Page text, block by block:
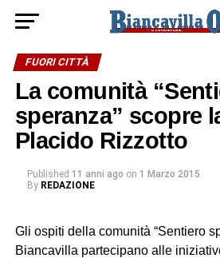
FUORI CITTÀ
La comunità
speranza” scopre
Placido Rizzotto
Published 11 anni ago on 1 Marzo 2015
By REDAZIONE
Gli ospiti della comunità “Sentiero
Biancavilla partecipano alle